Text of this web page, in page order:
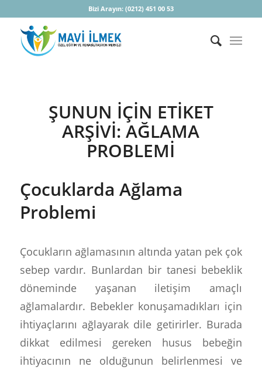
Bizi Arayın: (0212) 451 00 53
ŞUNUN IÇIN ETIKET
ARŞIVI:AĞLAMA
PROBLEMI
Çocuklarda Ağlama
Problemi
Çocukların ağlamasının altında yatan pek çok
sebep vardır. Bunlardan bir tanesi bebeklik
döneminde yaşanan iletişim amaçlı
ağlamalardır. Bebekler konuşamadıkları için
ihtiyaçlarını ağlayarak dile getirirler. Burada
dikkat edilmesi gereken husus bebeğin
ihtiyacının ne olduğunun belirlenmesi ve